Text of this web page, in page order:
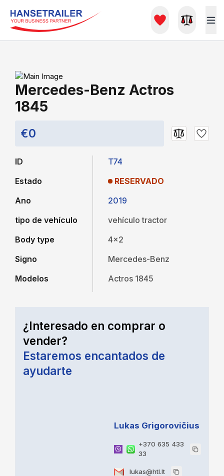
Mercedes-Benz Actros
1845
€0
ID
Estado
Ano
tipo de vehículo
Body type
Signo
Modelos
T74
RESERVADO
2019
vehículo tractor
4x2
Mercedes-Benz
Actros 1845
¿Interesado en comprar o
vender?
Estaremos encantados de
ayudarte
Lukas Grigorovičius
+370 635 433
33
lukas@htl.lt